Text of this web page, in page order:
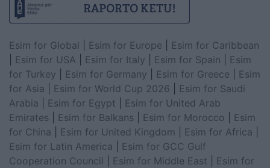
Esim for Global Esim for Europe
Esim for Caribbean
Esim for USA Esim for Italy Esim for Spain
Esim
for Turkey
Esim for Germany Esim for Greece
Esim
for Asia
Esim for World Cup 2026
Esim for Saudi
Arabia
Esim for Egypt
Esim for United Arab
Emirates
Esim for Balkans Esim for Morocco
Esim
for China
Esim for United Kingdom Esim for Africa
Esim for Latin America
Esim for GCC Gulf
Cooperation Council
Esim for Middle East
Esim for